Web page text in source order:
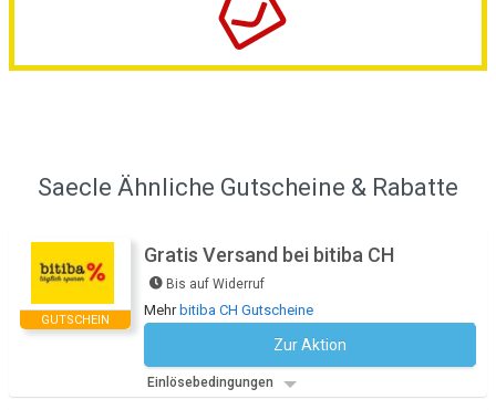
Saecle Ähnliche Gutscheine & Rabatte
GUTSCHEIN
Gratis Versand bei bitiba CH
Bis auf Widerruf
Mehr bitiba CH Gutscheine
Zur Aktion
Einlösebedingungen